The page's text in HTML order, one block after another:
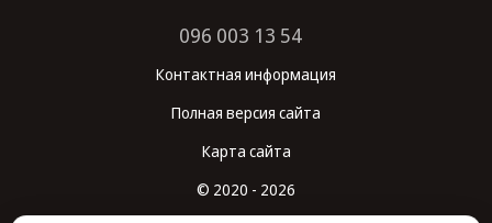
096 003 13 54
Контактная информация
Полная версия сайта
Карта сайта
© 2020 - 2026